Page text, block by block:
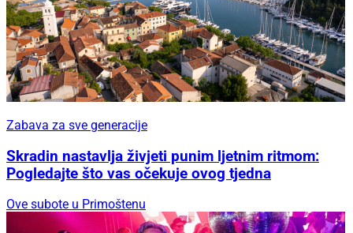
Zabava za sve generacije
Skradin nastavlja živjeti punim ljetnim ritmom:
Pogledajte što vas očekuje ovog tjedna
Ove subote u Primoštenu